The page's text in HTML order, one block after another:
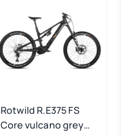
Rotwild R.E375 FS
Core vulcano grey